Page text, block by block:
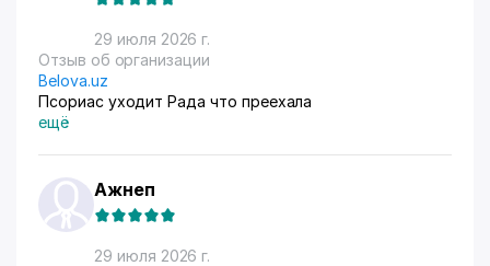
29 июля 2026 г.
Отзыв об организации
Belova.uz
Псориас уходит Рада что преехала
ещё
Ажнеп
29 июля 2026 г.